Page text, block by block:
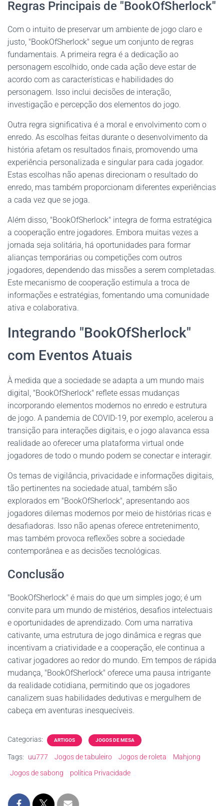
Regras Principais de "BookOfSherlock"
Com o intuito de preservar um ambiente de jogo claro e
justo, "BookOfSherlock" segue um conjunto de regras
fundamentais. A primeira regra é a dedicação ao
personagem escolhido, onde cada ação deve estar de
acordo com as características e habilidades do
personagem. Isso inclui decisões de interação,
investigação e percepção dos elementos do jogo.
Outra regra significativa é a moral e envolvimento com o
enredo. As escolhas feitas durante o desenvolvimento da
história afetam os resultados finais, promovendo uma
experiência personalizada e singular para cada jogador.
Estas escolhas não apenas direcionam o resultado do
enredo, mas também proporcionam diferentes experiências
a cada vez que se joga.
Além disso, "BookOfSherlock" integra de forma estratégica
a cooperação entre jogadores. Embora muitas vezes a
jornada seja solitária, há oportunidades para formar
alianças temporárias ou competições com outros
jogadores, dependendo das missões a serem completadas.
Este mecanismo de cooperação estimula a troca de
informações e estratégias, fomentando uma comunidade
ativa e colaborativa.
Integrando "BookOfSherlock"
com Eventos Atuais
À medida que a sociedade se adapta a um mundo mais
digital, "BookOfSherlock" reflete essas mudanças
incorporando elementos modernos no enredo e estrutura
de jogo. A pandemia de COVID-19, por exemplo, acelerou a
transição para interações digitais, e o jogo alavanca essa
realidade ao oferecer uma plataforma virtual onde
jogadores de todo o mundo podem se conectar e interagir.
Os temas de vigilância, privacidade e informações digitais,
tão pertinentes na sociedade atual, também são
explorados em "BookOfSherlock", apresentando aos
jogadores dilemas modernos por meio de histórias ricas e
desafiadoras. Isso não apenas oferece entretenimento,
mas também provoca reflexões sobre a sociedade
contemporânea e as decisões tecnológicas.
Conclusão
"BookOfSherlock" é mais do que um simples jogo; é um
convite para um mundo de mistérios, desafios intelectuais
e oportunidades de aprendizado. Com uma narrativa
cativante, uma estrutura de jogo dinâmica e regras que
incentivam a criatividade e a cooperação, ele continua a
cativar jogadores ao redor do mundo. Em tempos de rápida
mudança, "BookOfSherlock" oferece uma pausa intrigante
da realidade cotidiana, permitindo que os jogadores
canalizem suas habilidades dedutivas e mergulhem de
cabeça em aventuras inesquecíveis.
Categorias: ARTIGOS JOGOS DE MESA
Tags: uu777 Jogos de tabuleiro Jogos de roleta
Mahjong
Jogos de sabong
política Privacidade